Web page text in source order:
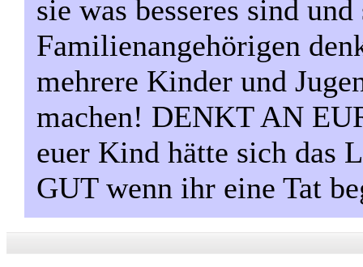
sie was besseres sind
Familienangehörigen
mehrere Kinder und
machen! DENKT AN
euer Kind hätte sich das
GUT wenn ihr eine Tat